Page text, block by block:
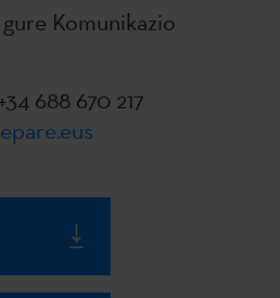
Komunikazio
688 670 217